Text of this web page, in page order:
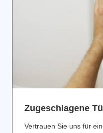
Zugeschlagene
Vertrauen Sie uns für